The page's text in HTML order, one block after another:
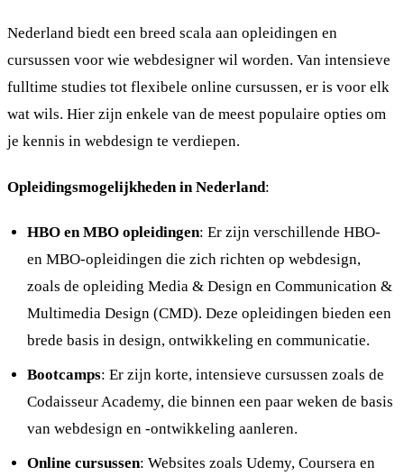
Nederland biedt een breed scala aan opleidingen en
cursussen voor wie webdesigner wil worden. Van intensieve
fulltime studies tot flexibele online cursussen, er is voor elk
wat wils. Hier zijn enkele van de meest populaire opties om
je kennis in webdesign te verdiepen.
Opleidingsmogelijkheden in Nederland:
HBO en MBO opleidingen: Er zijn verschillende HBO-
en MBO-opleidingen die zich richten op webdesign,
zoals de opleiding Media & Design en Communication &
Multimedia Design (CMD). Deze opleidingen bieden een
brede basis in design, ontwikkeling en communicatie.
Bootcamps: Er zijn korte, intensieve cursussen zoals de
Codaisseur Academy, die binnen een paar weken de basis
van webdesign en -ontwikkeling aanleren.
Online cursussen: Websites zoals Udemy, Coursera en